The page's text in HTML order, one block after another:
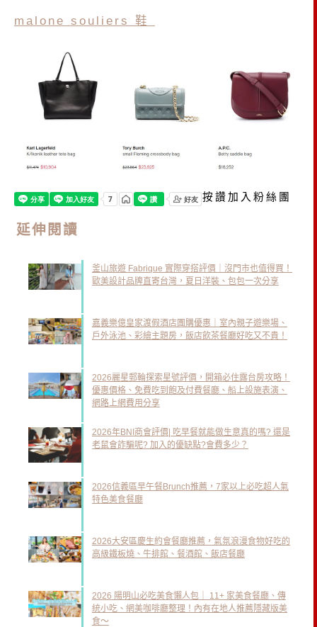
malone souliers 鞋
按讚加入粉絲團
延伸閱讀
釜山旅遊 Fabrique 實際穿搭評價｜沒門市也值得買！
歐美設計品牌直寄台灣，夏日洋裝、包包一次分享
嘉義樂億皇家渡假酒店團購優惠｜室內親子遊樂場、
戶外泳池、彩繪主題房，飯店飲茶餐廳好吃又不貴！
2026麗星郵輪探索星號評價，開箱必住露台房攻略！
優惠價格、免費吃到飽及付費餐廳、船上設施表演、
網路上網費用分享
2026年BNI商會評價| 吃早餐就能做生意真的嗎? 還是
老鼠會詐騙呢? 加入的優缺點?會費多少？
2026信義區早午餐Brunch推薦，7家以上必吃超人氣
特色美食餐廳
2026大安區慶生約會餐廳推薦，氣氛浪漫食物好吃的
高級鐵板燒、牛排館、餐酒館、飯店餐廳
2026 陽明山必吃美食懶人包｜ 11+ 家美食餐廳、傳
統小吃、網美咖啡廳整理！內有在地人推薦隱藏版美
食～